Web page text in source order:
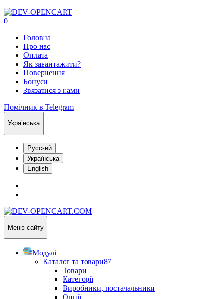
0
Головна
Про нас
Оплата
Як завантажити?
Повернення
Бонуси
Звязатися з нами
Помічник в Telegram
Українська
Русский
Українська
English
Меню сайту
Модулі
Каталог та товари87
Товари
Категорії
Виробники, постачальники
Опції